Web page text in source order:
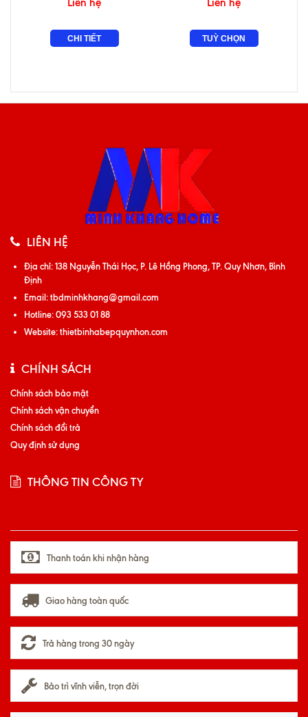
CHI TIẾT TUỲ CHỌN
LIÊN HỆ
Địa chỉ:138 Nguyễn Thái Học, P. Lê Hồng Phong, TP. Quy Nhơn, Bình
Định
Email:tbdminhkhang@gmail.com
Hotline:093 533 01 88
Website:thietbinhabepquynhon.com
CHÍNH SÁCH
Chính sách bảo mật
Chính sách vận chuyển
Chính sách đổi trả
Quy định sử dụng
THÔNG TIN CÔNG TY
Thanh toán khi nhận hàng
Giao hàng toàn quốc
Trả hàng trong 30 ngày
Bảo trì vĩnh viễn, trọn đời